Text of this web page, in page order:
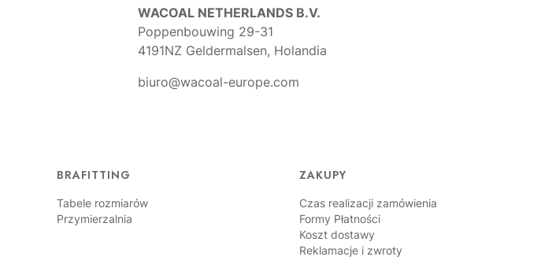
WACOAL NETHERLANDS B.V.
Poppenbouwing 29-31
4191NZ Geldermalsen, Holandia
biuro@wacoal-europe.com
Linki w stopce
BRAFITTING
Tabele rozmiarów
Przymierzalnia
ZAKUPY
Czas realizacji zamówienia
Formy Płatności
Koszt dostawy
Reklamacje i zwroty